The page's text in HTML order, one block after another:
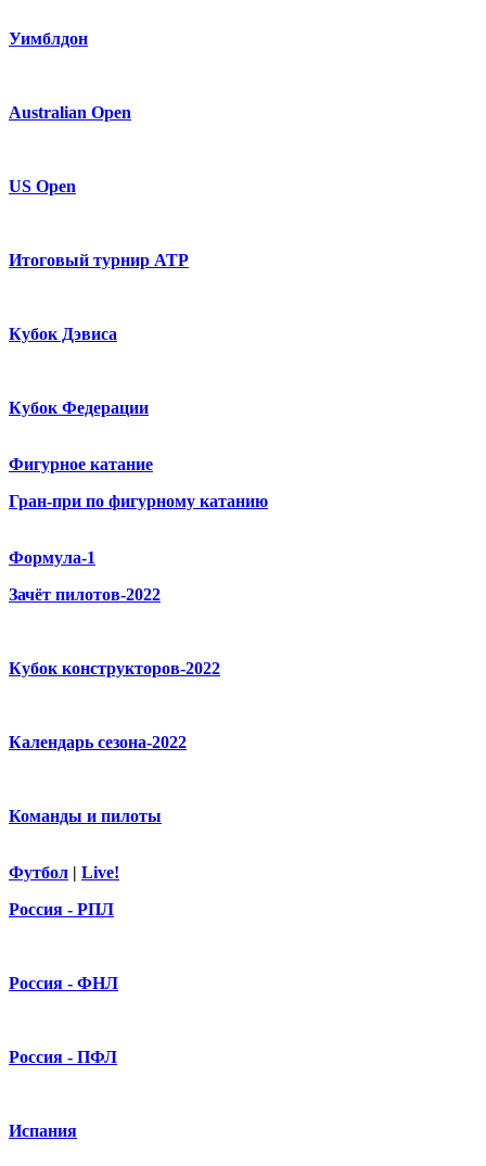
Уимблдон
Australian Open
US Open
Итоговый турнир ATP
Кубок Дэвиса
Кубок Федерации
Фигурное катание
Гран-при по фигурному катанию
Формула-1
Зачёт пилотов-2022
Кубок конструкторов-2022
Календарь сезона-2022
Команды и пилоты
Футбол | Live!
Россия - РПЛ
Россия - ФНЛ
Россия - ПФЛ
Испания